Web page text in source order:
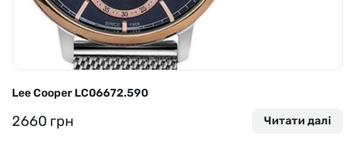
Lee Cooper LC06672.590
2660 грн Читати далі